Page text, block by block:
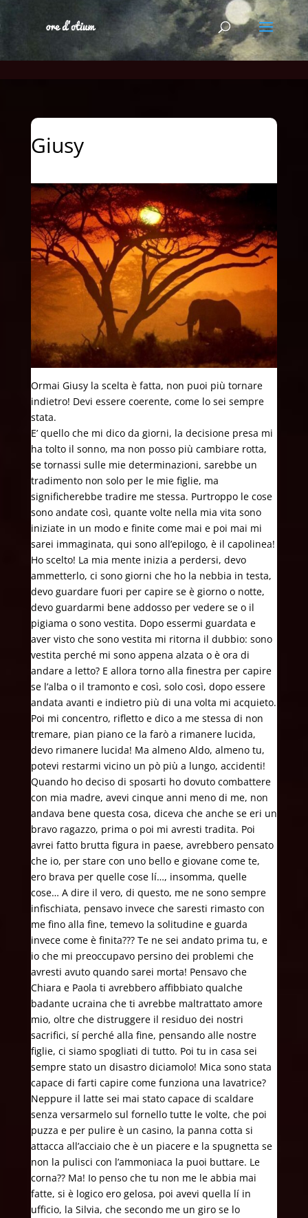
Giusy
Ormai Giusy la scelta è fatta, non puoi più tornare
indietro! Devi essere coerente, come lo sei sempre
stata.
E’ quello che mi dico da giorni, la decisione presa mi
ha tolto il sonno, ma non posso più cambiare rotta,
se tornassi sulle mie determinazioni, sarebbe un
tradimento non solo per le mie figlie, ma
significherebbe tradire me stessa. Purtroppo le cose
sono andate così, quante volte nella mia vita sono
iniziate in un modo e finite come mai e poi mai mi
sarei immaginata, qui sono all’epilogo, è il capolinea!
Ho scelto! La mia mente inizia a perdersi, devo
ammetterlo, ci sono giorni che ho la nebbia in testa,
devo guardare fuori per capire se è giorno o notte,
devo guardarmi bene addosso per vedere se o il
pigiama o sono vestita. Dopo essermi guardata e
aver visto che sono vestita mi ritorna il dubbio: sono
vestita perché mi sono appena alzata o è ora di
andare a letto? E allora torno alla finestra per capire
se l’alba o il tramonto e così, solo così, dopo essere
andata avanti e indietro più di una volta mi acquieto.
Poi mi concentro, rifletto e dico a me stessa di non
tremare, pian piano ce la farò a rimanere lucida,
devo rimanere lucida! Ma almeno Aldo, almeno tu,
potevi restarmi vicino un pò più a lungo, accidenti!
Quando ho deciso di sposarti ho dovuto combattere
con mia madre, avevi cinque anni meno di me, non
andava bene questa cosa, diceva che anche se eri un
bravo ragazzo, prima o poi mi avresti tradita. Poi
avrei fatto brutta figura in paese, avrebbero pensato
che io, per stare con uno bello e giovane come te,
ero brava per quelle cose lí…, insomma, quelle
cose… A dire il vero, di questo, me ne sono sempre
infischiata, pensavo invece che saresti rimasto con
me fino alla fine, temevo la solitudine e guarda
invece come è finita??? Te ne sei andato prima tu, e
io che mi preoccupavo persino dei problemi che
avresti avuto quando sarei morta! Pensavo che
Chiara e Paola ti avrebbero affibbiato qualche
badante ucraina che ti avrebbe maltrattato amore
mio, oltre che distruggere il residuo dei nostri
sacrifici, sí perché alla fine, pensando alle nostre
figlie, ci siamo spogliati di tutto. Poi tu in casa sei
sempre stato un disastro diciamolo! Mica sono stata
capace di farti capire come funziona una lavatrice?
Neppure il latte sei mai stato capace di scaldare
senza versarmelo sul fornello tutte le volte, che poi
puzza e per pulire è un casino, la panna cotta si
attacca all’acciaio che è un piacere e la spugnetta se
non la pulisci con l’ammoniaca la puoi buttare. Le
corna?? Ma! Io penso che tu non me le abbia mai
fatte, si è logico ero gelosa, poi avevi quella lí in
ufficio, la Silvia, che secondo me un giro se lo